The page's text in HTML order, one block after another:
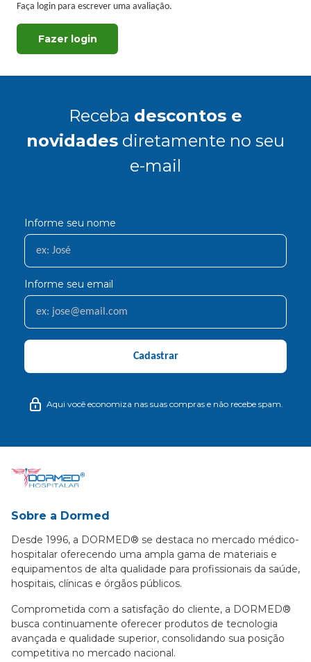
Faça login para escrever uma avaliação.
Receba descontos e
novidades diretamente no seu
e-mail
Informe seu nome
Informe seu email
Cadastrar
Aqui você economiza nas suas compras e não recebe spam.
Sobre a Dormed
Desde 1996, a DORMED® se destaca no mercado médico-
hospitalar oferecendo uma ampla gama de materiais e
equipamentos de alta qualidade para profissionais da saúde,
hospitais, clínicas e órgãos públicos.
Comprometida com a satisfação do cliente, a DORMED®
busca continuamente oferecer produtos de tecnologia
avançada e qualidade superior, consolidando sua posição
competitiva no mercado nacional.